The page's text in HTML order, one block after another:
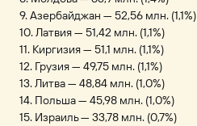
9. Азербайджан — 52,56 млн. (1,1%)
10. Латвия — 51,42 млн. (1,1%)
11. Киргизия — 51,1 млн. (1,1%)
12. Грузия — 49,75 млн. (1,1%)
13. Литва — 48,84 млн. (1,0%)
14. Польша — 45,98 млн. (1,0%)
15. Израиль — 33,78 млн. (0,7%)